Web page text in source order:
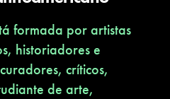
formada por artistas
historiadores e
críticos,
de arte,